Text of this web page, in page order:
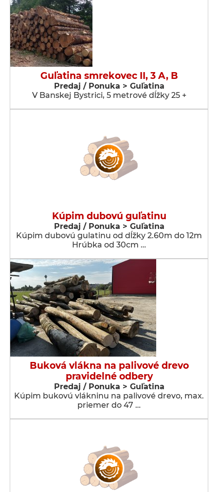
Guľatina smrekovec II, 3 A, B
Predaj / Ponuka > Guľatina
V Banskej Bystrici, 5 metrové dĺžky 25 +
Kúpim dubovú guľatinu
Predaj / Ponuka > Guľatina
Kúpim dubovú gulatinu od dĺžky 2.60m do 12m
Hrúbka od 30cm …
Buková vlákna na palivové drevo
pravidelné odbery
Predaj / Ponuka > Guľatina
Kúpim bukovú vlákninu na palivové drevo, max.
priemer do 47 …